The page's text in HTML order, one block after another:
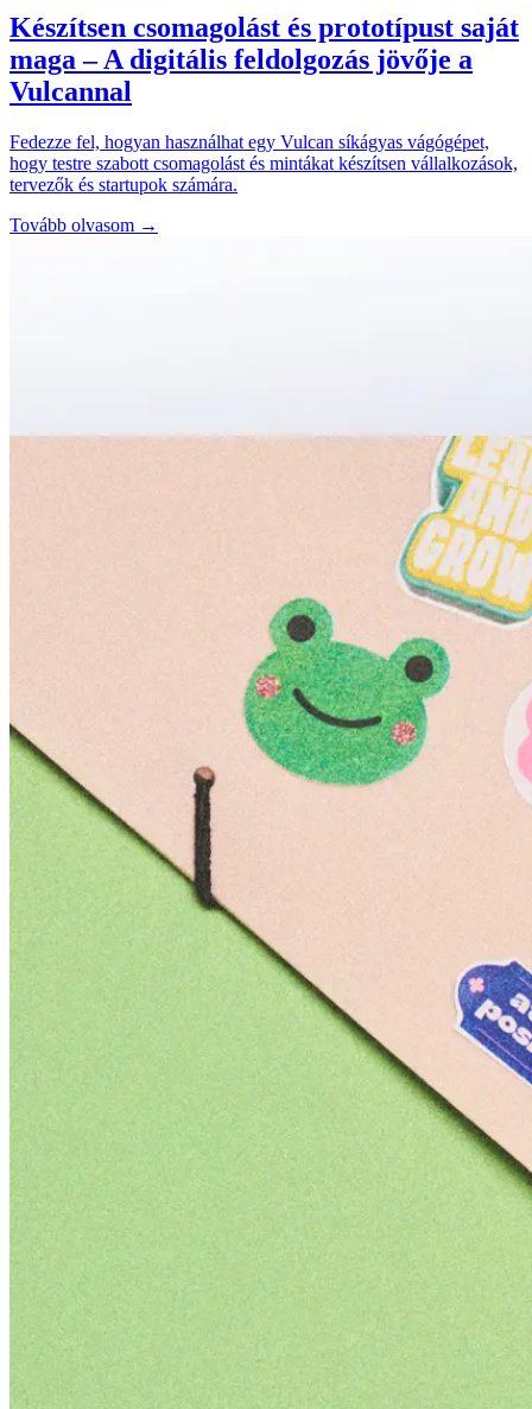
Készítsen csomagolást és prototípust saját
maga – A digitális feldolgozás jövője a
Vulcannal
Fedezze fel, hogyan használhat egy Vulcan síkágyas vágógépet,
hogy testre szabott csomagolást és mintákat készítsen vállalkozások,
tervezők és startupok számára.
Tovább olvasom →